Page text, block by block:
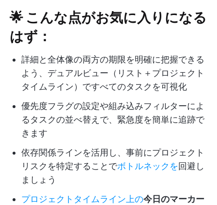
🌟 こんな点がお気に入りになる
はず：
詳細と全体像の両方の期限を明確に把握できる
よう、デュアルビュー（リスト＋プロジェクト
タイムライン）ですべてのタスクを可視化
優先度フラグの設定や組み込みフィルターによ
るタスクの並べ替えで、緊急度を簡単に追跡で
きます
依存関係ラインを活用し、事前にプロジェクト
リスクを特定することでボトルネックを回避し
ましょう
プロジェクトタイムライン上の今日のマーカー